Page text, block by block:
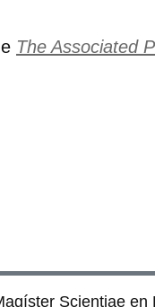
The Associated
Scientiae en